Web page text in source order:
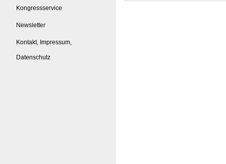
Kongressservice
Newsletter
Kontakt, Impressum,
Datenschutz